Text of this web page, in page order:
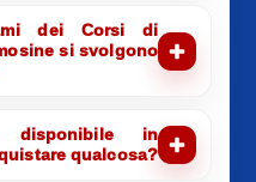
dei Corsi di
si svolgono
disponibile in
qualcosa?